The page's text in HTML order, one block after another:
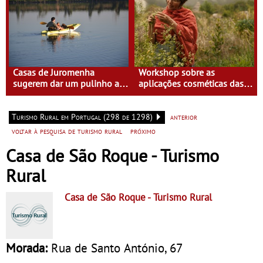
Casas de Juromenha
sugerem dar um pulinho a
Espanha de caiaque
Workshop sobre as
aplicações cosméticas das
plantas na Casa do Eido –
Turismo Rural em Portugal (298 de 1298)
anterior
voltar à pesquisa de turismo rural
próximo
Casa de São Roque - Turismo
Rural
Casa de São Roque- Turismo Rural
Morada: Rua de Santo António, 67